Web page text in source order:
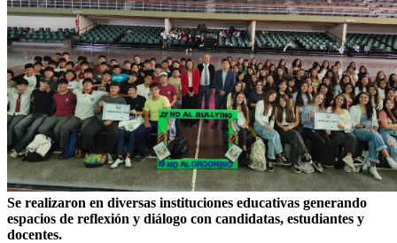
Se realizaron en diversas instituciones educativas generando
espacios de reflexión y diálogo con candidatas, estudiantes y
docentes.